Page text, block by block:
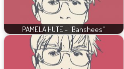
PAMELA HUTE - "Banshees"